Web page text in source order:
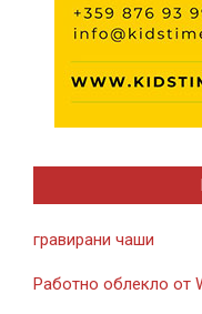
гравирани чаши
Работно облекло от